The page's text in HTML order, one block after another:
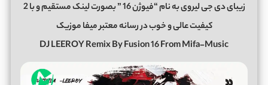
زیبای دی جی لیروی به نام “فیوژن 16 ” بصورت لینک مستقیم و با 2
کیفیت عالی و خوب در رسانه معتبر میفا موزیک
DJ LEEROY Remix By Fusion 16 From Mifa-Music